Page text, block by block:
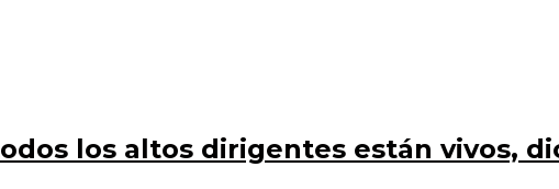
los altos dirigentes están vivos,